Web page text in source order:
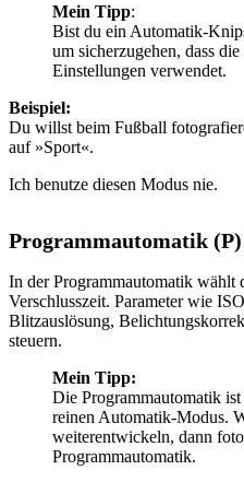
Mein Tipp:
Bist du ein Automatik-
um sicherzugehen, dass
Einstellungen verwendet.
Beispiel:
Du willst beim Fußball
auf »Sport«.
Ich benutze diesen Modus nie.
Programmautomatik (P)
In der Programmautomatik wählt
Verschlusszeit. Parameter wie
Blitzauslösung,
steuern.
Mein Tipp:
Die Programmautomatik
reinen Automatik-Modus.
weiterentwickeln, dann
Programmautomatik.